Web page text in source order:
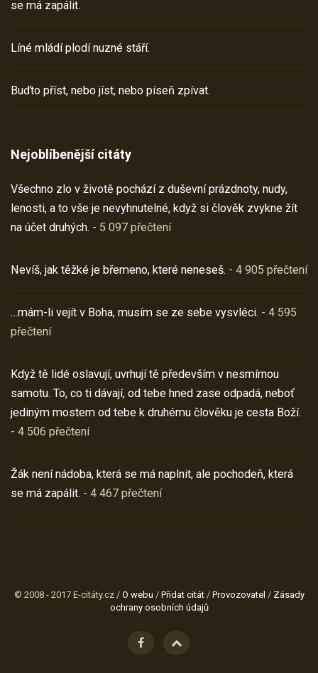
se má zapálit.
Líné mládí plodí nuzné stáří.
Buďto příst, nebo jíst, nebo píseň zpívat.
Nejoblíbenější citáty
Všechno zlo v životě pochází z duševní prázdnoty, nudy,
lenosti, a to vše je nevyhnutelné, když si člověk zvykne žít
na účet druhých. - 5 097 přečtení
Nevíš, jak těžké je břemeno, které neneseš. - 4 905 přečtení
…mám-li vejít v Boha, musím se ze sebe vysvléci. - 4 595
přečtení
Když tě lidé oslavují, uvrhují tě především v nesmírnou
samotu. To, co ti dávají, od tebe hned zase odpadá, neboť
jediným mostem od tebe k druhému člověku je cesta Boží.
- 4 506 přečtení
Žák není nádoba, která se má naplnit, ale pochodeň, která
se má zapálit. - 4 467 přečtení
© 2008 - 2017 E-citáty.cz / O webu / Přidat citát/ Provozovatel / Zásady
ochrany osobních údajů